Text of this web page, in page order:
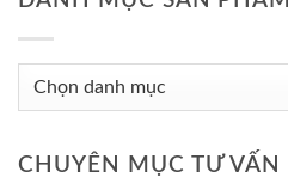
CHUYÊN MỤC TƯ VẤN